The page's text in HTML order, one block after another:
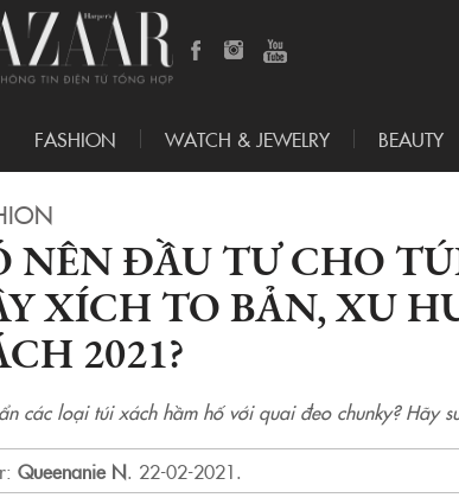
FASHION WATCH & JEWELRY BEAUTY
NÊN ĐẦU TƯ CHO
XÍCH TO BẢN, XU
2021?
các loại túi xách hầm hố với quai đeo chunky? Hãy
Queenanie N. 22-02-2021.